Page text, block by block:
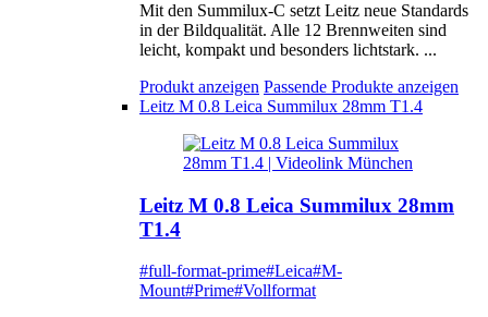
Mit den Summilux-C setzt Leitz neue Standards
in der Bildqualität. Alle 12 Brennweiten sind
leicht, kompakt und besonders lichtstark. ...
Produkt anzeigen Passende Produkte anzeigen
Leitz M 0.8 Leica Summilux 28mm T1.4
Leitz M 0.8 Leica Summilux 28mm
T1.4
#full-format-prime#Leica#M-
Mount#Prime#Vollformat